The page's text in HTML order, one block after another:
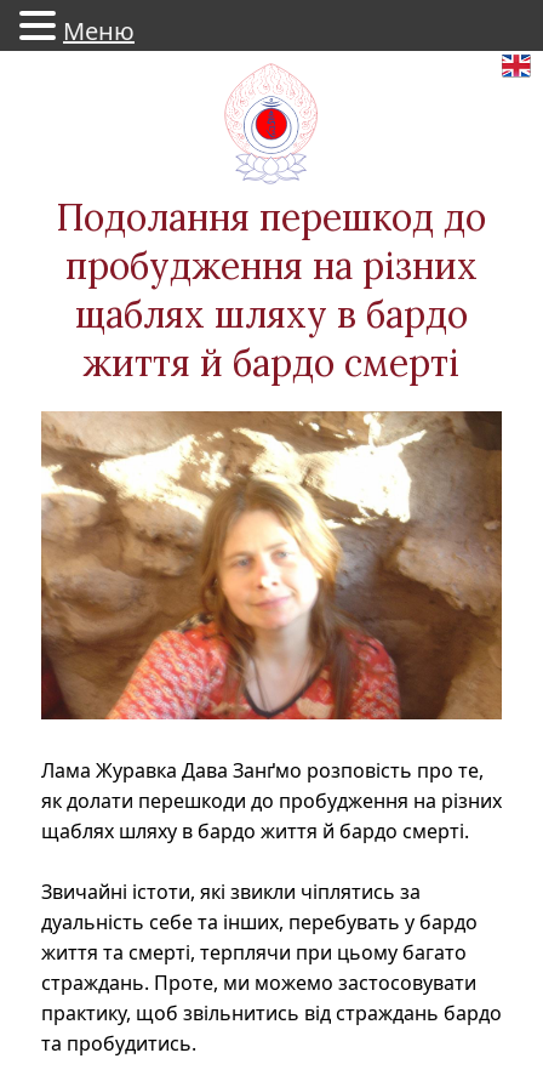
Подолання перешкод до
пробудження на різних
щаблях шляху в бардо
життя й бардо смерті
Лама Журавка Дава Занґмо розповість про те,
як долати перешкоди до пробудження на різних
щаблях шляху в бардо життя й бардо смерті.
Звичайні істоти, які звикли чіплятись за
дуальність себе та інших, перебувать у бардо
життя та смерті, терплячи при цьому багато
страждань. Проте, ми можемо застосовувати
практику, щоб звільнитись від страждань бардо
та пробудитись.
Меню